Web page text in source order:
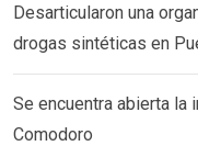
Desarticularon una
drogas sintéticas en
Se encuentra abierta la
Comodoro